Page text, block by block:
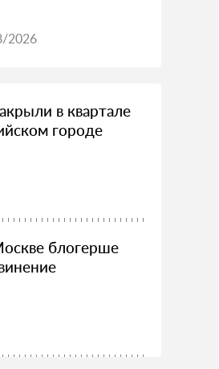
2026
в квартале
городе
блогерше